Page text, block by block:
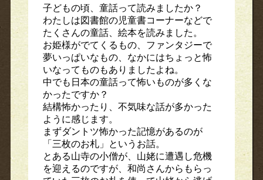
子どもの頃、童話って読みましたか？
わたしは図書館の児童書コーナーなどで
たくさんの童話、絵本を読みました。
お姫様がでてくるもの、ファンタジーで
夢いっぱいなもの、なかにはちょっと怖
いなってものもありましたよね。
中でも日本の童話って怖いものが多くな
かったですか？
結構怖かったり、不気味な話が多かった
ように感じます。
まずダントツ怖かった記憶があるのが
「三枚のお札」というお話。
とある山寺の小僧が、山姥に遭遇し危機
を迎えるのですが、和尚さんからもらっ